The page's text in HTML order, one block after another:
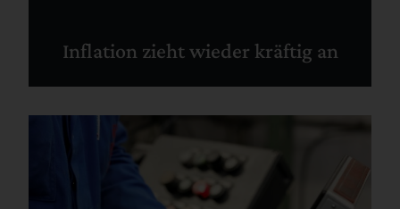
Inflation zieht wieder kräftig an